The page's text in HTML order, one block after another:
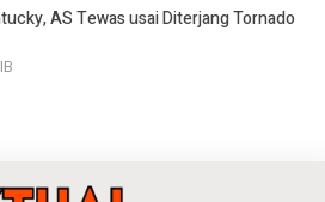
AS Tewas usai Diterjang Tornado